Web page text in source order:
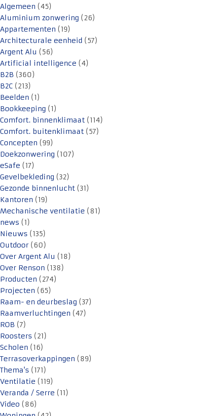
Algemeen (45)
Aluminium zonwering (26)
Appartementen (19)
Architecturale eenheid (57)
Argent Alu (56)
Artificial intelligence (4)
B2B (360)
B2C (213)
Beelden (1)
Bookkeeping (1)
Comfort. binnenklimaat (114)
Comfort. buitenklimaat (57)
Concepten (99)
Doekzonwering (107)
eSafe (17)
Gevelbekleding (32)
Gezonde binnenlucht (31)
Kantoren (19)
Mechanische ventilatie (81)
news (1)
Nieuws (135)
Outdoor (60)
Over Argent Alu (18)
Over Renson (138)
Producten (274)
Projecten (65)
Raam- en deurbeslag (37)
Raamverluchtingen (47)
ROB (7)
Roosters (21)
Scholen (16)
Terrasoverkappingen (89)
Thema's (171)
Ventilatie (119)
Veranda / Serre (11)
Video (86)